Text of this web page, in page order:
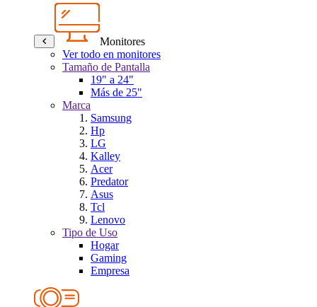
Monitores
Ver todo en monitores
Tamaño de Pantalla
19" a 24"
Más de 25"
Marca
Samsung
Hp
LG
Kalley
Acer
Predator
Asus
Tcl
Lenovo
Tipo de Uso
Hogar
Gaming
Empresa